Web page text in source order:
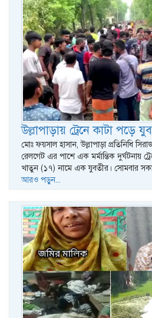
উল্লাপাড়ায় ট্রেনে কাটা পড়ে
মোঃ ফয়সাল হাসান, উল্লাপাড়া প্রতিনিধি‌
রেলগেট এর পাশে এক মর্মান্তিক দুর্ঘটনায়
খাতুন (১৭) নামে এক যুবতীর। সোমবার
আরও পড়ুন...